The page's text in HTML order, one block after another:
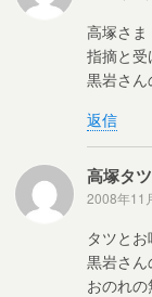
高塚さま
指摘と受
黒岩さん
返信
高塚タツ
2008年11
タツとお
黒岩さん
おのれの